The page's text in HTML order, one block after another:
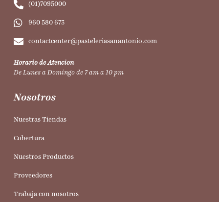
(01)7095000
960 580 673
contactcenter@pasteleriasanantonio.com
Horario de Atencion
De Lunes a Domingo de 7 am a 10 pm
Nosotros
Nuestras Tiendas
Cobertura
Nuestros Productos
Proveedores
Trabaja con nosotros